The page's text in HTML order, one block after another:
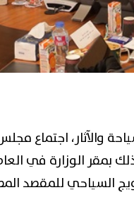
والآثار، اجتماع
بمقر الوزارة في
السياحي للمقصد